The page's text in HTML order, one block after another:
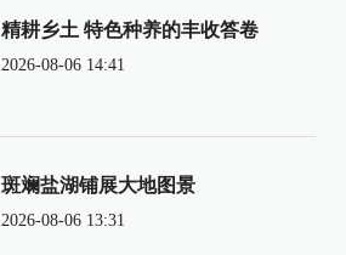
精耕乡土 特色种养的丰收答卷
2026-08-06 14:41
斑斓盐湖铺展大地图景
2026-08-06 13:31